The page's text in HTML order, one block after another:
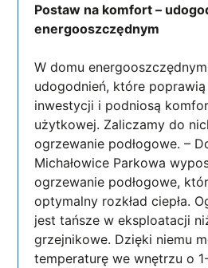
Postaw na komfort –
energooszczędnym
W domu
udogodnień, które
inwestycji i podniosą
użytkowej. Zaliczamy do
ogrzewanie podłogowe. –
Michałowice Parkowa
ogrzewanie podłogowe,
optymalny rozkład ciepła.
jest tańsze w eksploatacji
grzejnikowe. Dzięki niemu
temperaturę we wnętrzu o